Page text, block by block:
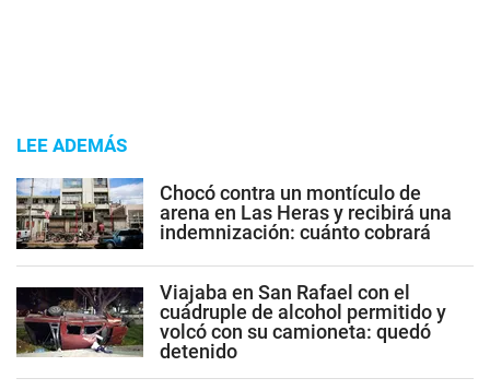
LEE ADEMÁS
Chocó contra un montículo de
arena en Las Heras y recibirá una
indemnización: cuánto cobrará
Viajaba en San Rafael con el
cuádruple de alcohol permitido y
volcó con su camioneta: quedó
detenido